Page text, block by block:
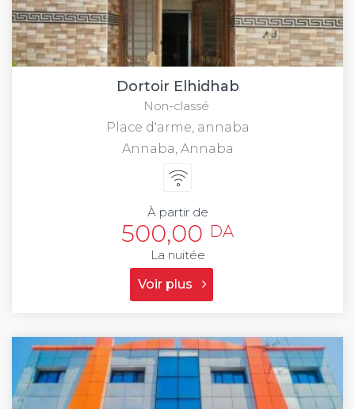
Dortoir Elhidhab
Non-classé
Place d'arme, annaba
Annaba, Annaba
À partir de
500,00 DA
La nuitée
Voir plus